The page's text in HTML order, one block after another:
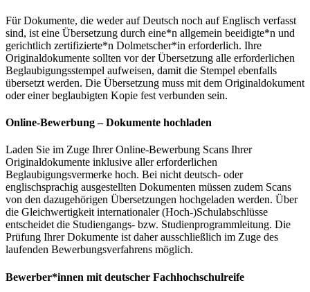
Für Dokumente, die weder auf Deutsch noch auf Englisch verfasst
sind, ist eine Übersetzung durch eine*n allgemein beeidigte*n und
gerichtlich zertifizierte*n Dolmetscher*in erforderlich. Ihre
Originaldokumente sollten vor der Übersetzung alle erforderlichen
Beglaubigungsstempel aufweisen, damit die Stempel ebenfalls
übersetzt werden. Die Übersetzung muss mit dem Originaldokument
oder einer beglaubigten Kopie fest verbunden sein.
Online-Bewerbung – Dokumente hochladen
Laden Sie im Zuge Ihrer Online-Bewerbung Scans Ihrer
Originaldokumente inklusive aller erforderlichen
Beglaubigungsvermerke hoch. Bei nicht deutsch- oder
englischsprachig ausgestellten Dokumenten müssen zudem Scans
von den dazugehörigen Übersetzungen hochgeladen werden. Über
die Gleichwertigkeit internationaler (Hoch-)Schulabschlüsse
entscheidet die Studiengangs- bzw. Studienprogrammleitung. Die
Prüfung Ihrer Dokumente ist daher ausschließlich im Zuge des
laufenden Bewerbungsverfahrens möglich.
Bewerber*innen mit deutscher Fachhochschulreife